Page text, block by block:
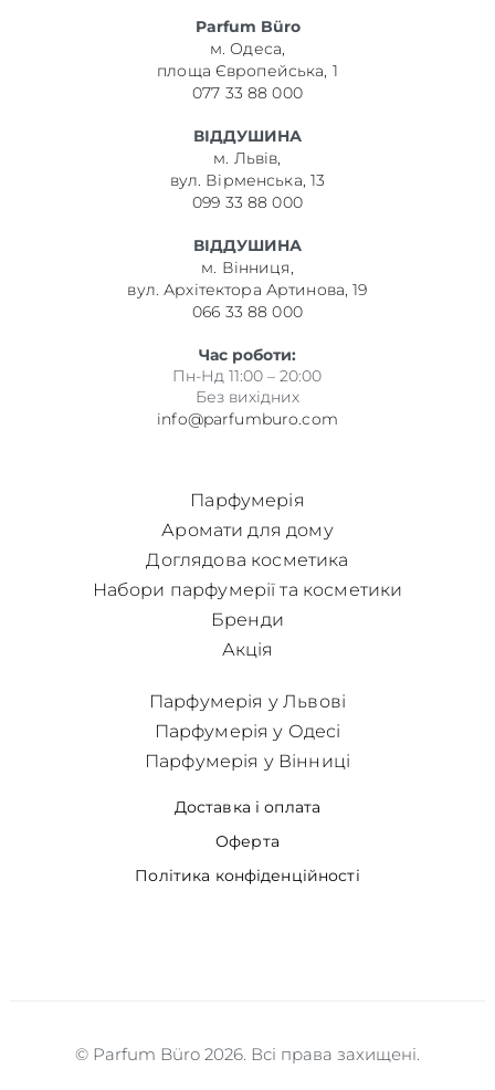
Parfum Büro
м. Одеса,
площа Європейська, 1
077 33 88 000
ВІДДУШИНА
м. Львів,
вул. Вірменська, 13
099 33 88 000
ВІДДУШИНА
м. Вінниця,
вул. Архітектора Артинова, 19
066 33 88 000
Час роботи:
Пн-Нд 11:00 – 20:00
Без вихідних
info@parfumburo.com
Парфумерія
Аромати для дому
Доглядова косметика
Набори парфумерії та косметики
Бренди
Акція
Доставка і оплата
Оферта
Політика конфіденційності
Парфумерія у Львові
Парфумерія у Одесі
Парфумерія у Вінниці
© Parfum Büro 2026. Всі права захищені.